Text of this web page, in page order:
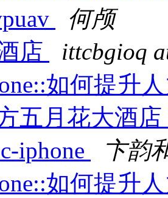
何颅
店
ittcbgioq
如何提升
五月花大酒店
iphone
卞韵
如何提升